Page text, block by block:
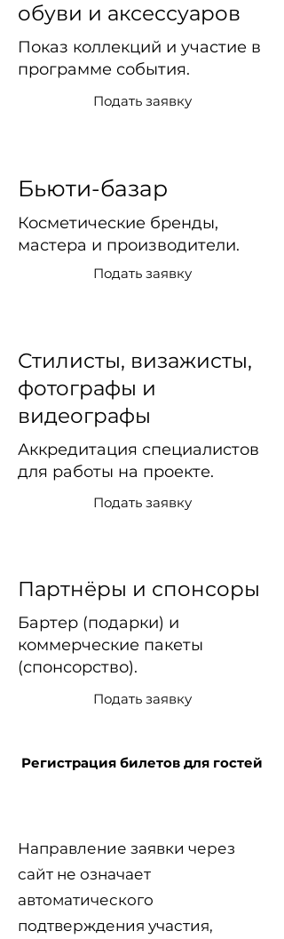
обуви и аксессуаров
Показ коллекций и участие в
программе события.
Подать заявку
Бьюти-базар
Косметические бренды,
мастера и производители.
Подать заявку
Стилисты, визажисты,
фотографы и
видеографы
Аккредитация специалистов
для работы на проекте.
Подать заявку
Партнёры и спонсоры
Бартер (подарки) и
коммерческие пакеты
(спонсорство).
Подать заявку
Регистрация билетов для гостей
Направление заявки через
сайт не означает
автоматического
подтверждения участия,